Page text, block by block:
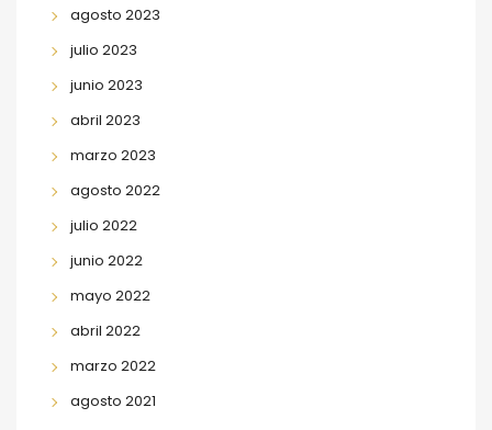
agosto 2023
julio 2023
junio 2023
abril 2023
marzo 2023
agosto 2022
julio 2022
junio 2022
mayo 2022
abril 2022
marzo 2022
agosto 2021